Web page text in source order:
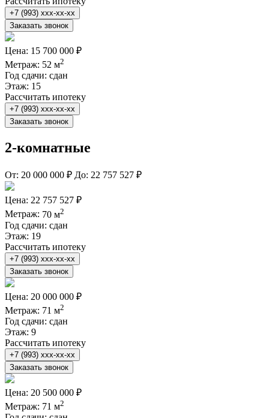
+7 (993) xxx-xx-xx
Заказать звонок
Цена: 15 700 000 ₽
Метраж: 52 м2
Год сдачи: сдан
Этаж: 15
Рассчитать ипотеку
+7 (993) xxx-xx-xx
Заказать звонок
2-комнатные
От: 20 000 000 ₽ До: 22 757 527 ₽
Цена: 22 757 527 ₽
Метраж: 70 м2
Год сдачи: сдан
Этаж: 19
Рассчитать ипотеку
+7 (993) xxx-xx-xx
Заказать звонок
Цена: 20 000 000 ₽
Метраж: 71 м2
Год сдачи: сдан
Этаж: 9
Рассчитать ипотеку
+7 (993) xxx-xx-xx
Заказать звонок
Цена: 20 500 000 ₽
Метраж: 71 м2